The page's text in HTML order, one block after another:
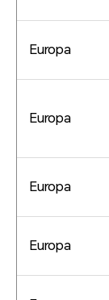
Europa
Europa
Europa
Europa